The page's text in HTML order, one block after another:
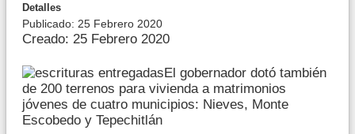
Detalles
Publicado: 25 Febrero 2020
Creado: 25 Febrero 2020
El gobernador dotó también
de 200 terrenos para vivienda a matrimonios
jóvenes de cuatro municipios: Nieves, Monte
Escobedo y Tepechitlán